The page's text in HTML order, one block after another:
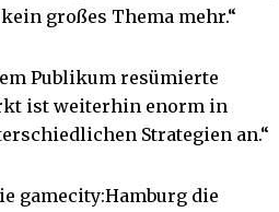
großes Thema mehr.“
Publikum resümierte
ist weiterhin enorm in
Strategien an.“
gamecity:Hamburg die